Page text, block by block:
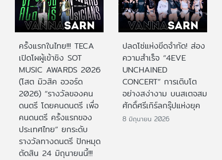
ครั้งแรกในไทย!!! TECA
เปิดโผผู้เข้าชิง SOT
MUSIC AWARDS 2026
(โสต มิวสิค อวอร์ด
2026) “รางวัลของคน
ดนตรี โดยคนดนตรี เพื่อ
คนดนตรี ครั้งแรกของ
ประเทศไทย” ยกระดับ
รางวัลทางดนตรี ปักหมุด
ตัดสิน 24 มิถุนายนนี้!!!
ปลดโซ่แห่งขีดจำกัด! ส่อง
ความสำเร็จ “4EVE
UNCHAINED
CONCERT” การเติบโต
อย่างสง่างาม บนสเตจสม
ศักดิ์ศรีเกิร์ลกรุ๊ปแห่งยุค
8 มิถุนายน 2026